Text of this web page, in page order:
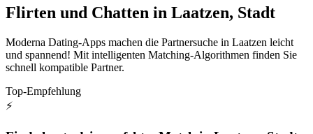
Flirten und Chatten in Laatzen, Stadt
Moderna Dating-Apps machen die Partnersuche in Laatzen leicht
und spannend! Mit intelligenten Matching-Algorithmen finden Sie
schnell kompatible Partner.
Top-Empfehlung
⚡